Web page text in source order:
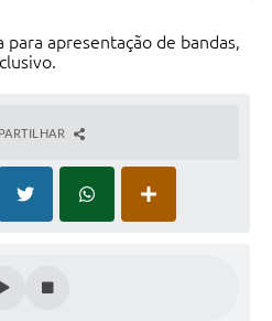
apresentação de bandas,